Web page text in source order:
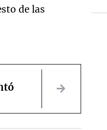
de las